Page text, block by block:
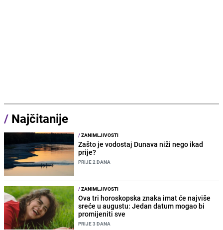
/ Najčitanije
/ZANIMLJIVOSTI
Zašto je vodostaj Dunava niži nego ikad
prije?
PRIJE 2 DANA
/ZANIMLJIVOSTI
Ova tri horoskopska znaka imat će najviše
sreće u augustu: Jedan datum mogao bi
promijeniti sve
PRIJE 3 DANA